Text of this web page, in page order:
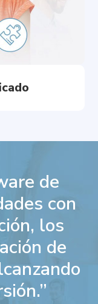
de
con
los
de